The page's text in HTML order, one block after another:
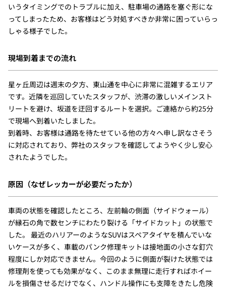
いうタイミングでのトラブルに加え、駐車場の通路を塞ぐ形にな
ってしまったため、お客様はどう対処すべきか非常に困っていらっ
しゃる様子でした。
現場到着までの流れ
星ヶ丘周辺は週末の夕方、東山通を中心に非常に混雑するエリア
です。近隣を巡回していたスタッフが、渋滞の激しいメインスト
リートを避け、坂道を迂回するルートを選択。ご連絡から約25分
で現場へ到着いたしました。
到着時、お客様は通路を待たせている他の方々へ申し訳なさそう
に対応されており、弊社のスタッフを確認してようやく少し安心
されたようでした。
原因（なぜレッカーが必要だったか）
車両の状態を確認したところ、左前輪の側面（サイドウォール）
が縁石の角で数センチにわたり裂ける「サイドカット」の状態で
した。 最近のハリアーのようなSUVはスペアタイヤを積んでいな
いケースが多く、車載のパンク修理キットは接地面の小さな釘穴
程度にしか対応できません。今回のように側面が裂けた状態では
修理剤を使っても効果がなく、このまま無理に走行すればホイー
ルを損傷させるだけでなく、ハンドル操作にも支障をきたし危険